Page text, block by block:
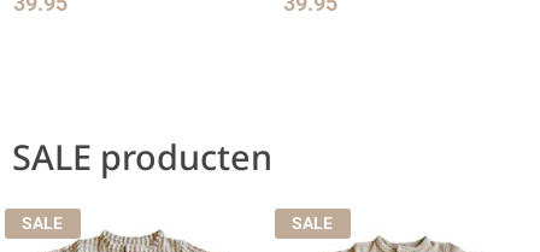
SALE producten
SALE SALE